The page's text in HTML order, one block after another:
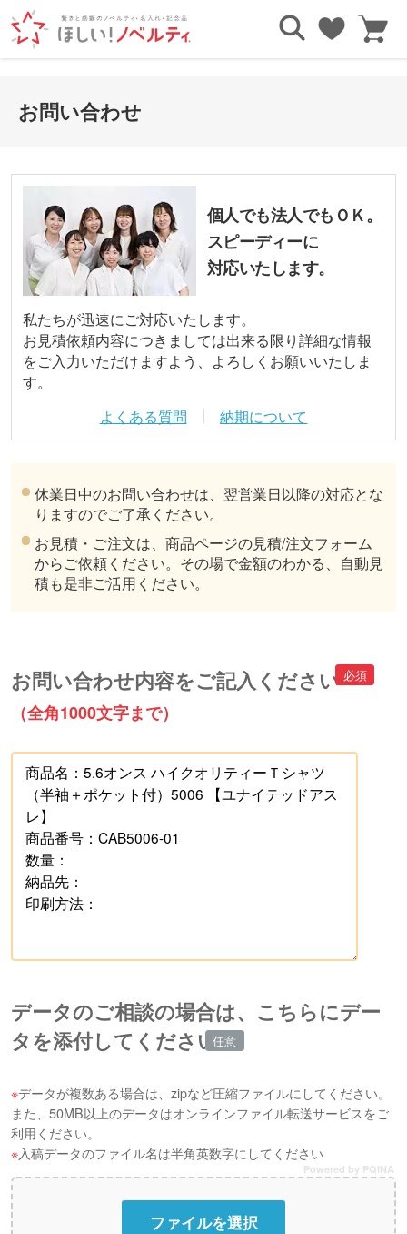
お問い合わせ
個人でも法人でもＯＫ。
スピーディーに
対応いたします。
私たちが迅速にご対応いたします。
お見積依頼内容につきましては出来る限り詳細な情報
をご入力いただけますよう、よろしくお願いいたしま
す。
よくある質問
納期について
休業日中のお問い合わせは、翌営業日以降の対応とな
りますのでご了承ください。
お見積・ご注文は、商品ページの見積/注文フォーム
からご依頼ください。その場で金額のわかる、自動見
積も是非ご活用ください。
お問い合わせ内容をご記入ください
（全角1000文字まで）
データのご相談の場合は、こちらにデー
タを添付してください
データが複数ある場合は、zipなど圧縮ファイルにしてください。
また、50MB以上のデータはオンラインファイル転送サービスをご
利用ください。
入稿データのファイル名は半角英数字にしてください
Powered by PQINA
ファイルを選択